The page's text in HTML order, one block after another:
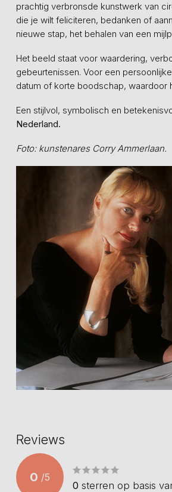
prachtig verbronsde kunstwerk van
die je wilt feliciteren, bedanken of
nieuwe stap, het behalen van een
Het beeld staat voor waardering,
gebeurtenissen. Voor een
datum of korte boodschap, waardoor
Een stijlvol, symbolisch en
Nederland.
Foto: kunstenares Corry Ammerlaan.
Reviews
0 /5
0 sterren op basis